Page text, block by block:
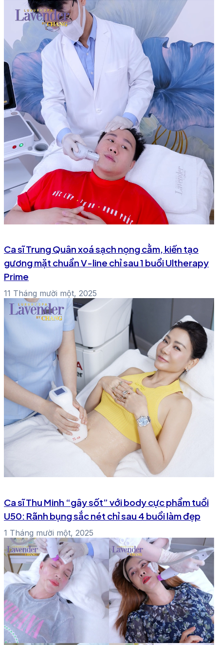
Ca sĩ Trung Quân xoá sạch nọng cằm, kiến tạo
gương mặt chuẩn V-line chỉ sau 1 buổi Ultherapy
Prime
11 Tháng mười một, 2025
Ca sĩ Thu Minh “gây sốt” với body cực phẩm tuổi
U50: Rãnh bụng sắc nét chỉ sau 4 buổi làm đẹp
1 Tháng mười một, 2025